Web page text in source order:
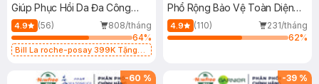
Giúp Phục Hồi Da Đa Công
Dụng 40ml
4.9 (56)
808/tháng
64%
Bill La roche-posay 399K Tặng
(SL có hạn)
Phổ Rộng Bảo Vệ Toàn Diện
40ml
4.9 (110)
231/tháng
62%
-60 % -39 %